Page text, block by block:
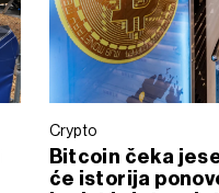
Crypto
Bitcoin čeka
će istorija